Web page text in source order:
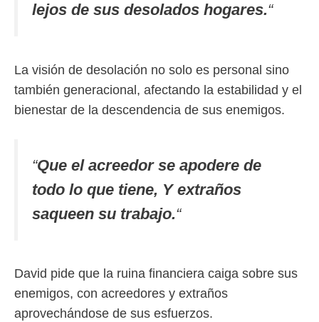
lejos de sus desolados hogares.“
La visión de desolación no solo es personal sino
también generacional, afectando la estabilidad y el
bienestar de la descendencia de sus enemigos.
“Que el acreedor se apodere de
todo lo que tiene, Y extraños
saqueen su trabajo.“
David pide que la ruina financiera caiga sobre sus
enemigos, con acreedores y extraños
aprovechándose de sus esfuerzos.